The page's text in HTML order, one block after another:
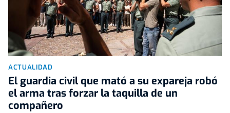
ACTUALIDAD
El guardia civil que mató a su expareja robó
el arma tras forzar la taquilla de un
compañero